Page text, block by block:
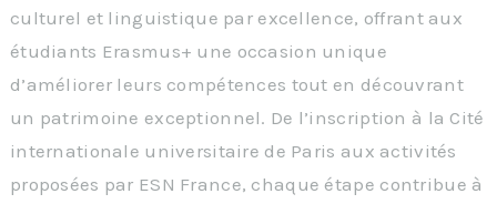
culturel et linguistique par excellence, offrant aux
étudiants Erasmus+ une occasion unique
d’améliorer leurs compétences tout en découvrant
un patrimoine exceptionnel. De l’inscription à la Cité
internationale universitaire de Paris aux activités
proposées par ESN France, chaque étape contribue à